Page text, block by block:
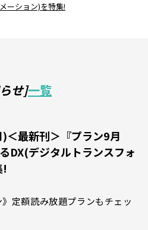
ーション)を特集!
せ]一覧
最新刊＞『プラン9月
DX(デジタルトランスフォ
!
定額読み放題プランもチェッ